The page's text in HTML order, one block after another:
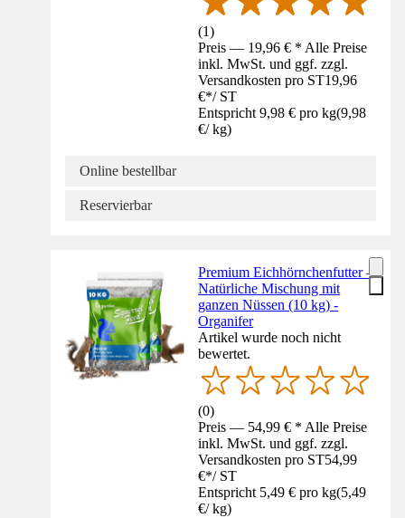
(1)
Preis — 19,96 € * Alle Preise
inkl. MwSt. und ggf. zzgl.
Versandkosten pro ST19,96
€*/ ST
Entspricht 9,98 € pro kg(9,98
€/ kg)
Online bestellbar
Reservierbar
Premium Eichhörnchenfutter –
Natürliche Mischung mit
ganzen Nüssen (10 kg) -
Organifer
Artikel wurde noch nicht
bewertet.
(0)
Preis — 54,99 € * Alle Preise
inkl. MwSt. und ggf. zzgl.
Versandkosten pro ST54,99
€*/ ST
Entspricht 5,49 € pro kg(5,49
€/ kg)